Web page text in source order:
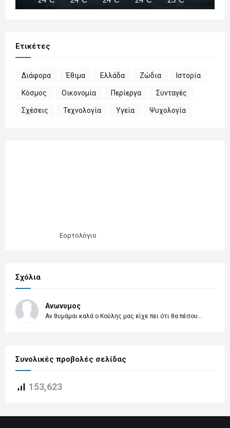
Ετικέτες
Διάφορα Έθιμα Ελλάδα Ζώδια Ιστορία
Κόσμος Οικονομία Περίεργα Συνταγές
Σχέσεις Τεχνολογία Υγεία Ψυχολογία
Εορτολόγιο
Σχόλια
Ανωνυμος
Αν θυμάμαι καλά ο Κούλης μας είχε πει ότι θα πέσου...
Συνολικές προβολές σελίδας
153,623